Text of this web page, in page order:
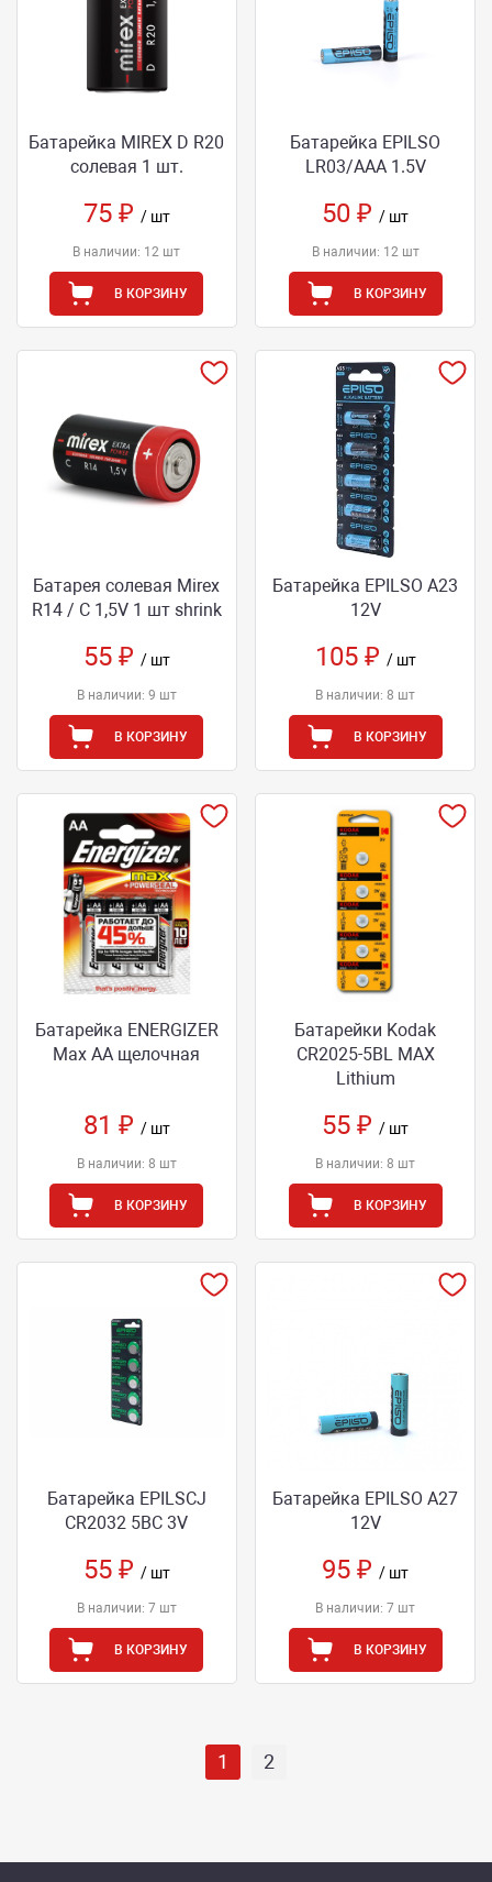
Батарейка MIREX D R20
солевая 1 шт.
75 ₽ / шт
В наличии: 12 шт
В КОРЗИНУ
Батарейка EPILSO
LR03/AAA 1.5V
50 ₽/ шт
В наличии: 12 шт
В КОРЗИНУ
Батарея солевая Mirex
R14 / C 1,5V 1 шт shrink
55 ₽ / шт
В наличии: 9 шт
В КОРЗИНУ
Батарейка EPILSO А23
12V
105 ₽ / шт
В наличии: 8 шт
В КОРЗИНУ
Батарейка ENERGIZER
Max AA щелочная
81 ₽ / шт
В наличии: 8 шт
В КОРЗИНУ
Батарейки Kodak
CR2025-5BL MAX
Lithium
55 ₽/ шт
В наличии: 8 шт
В КОРЗИНУ
Батарейка EPILSCJ
CR2032 5BC 3V
55 ₽ / шт
В наличии: 7 шт
В КОРЗИНУ
Батарейка EPILSO А27
12V
95 ₽/ шт
В наличии: 7 шт
В КОРЗИНУ
1 2